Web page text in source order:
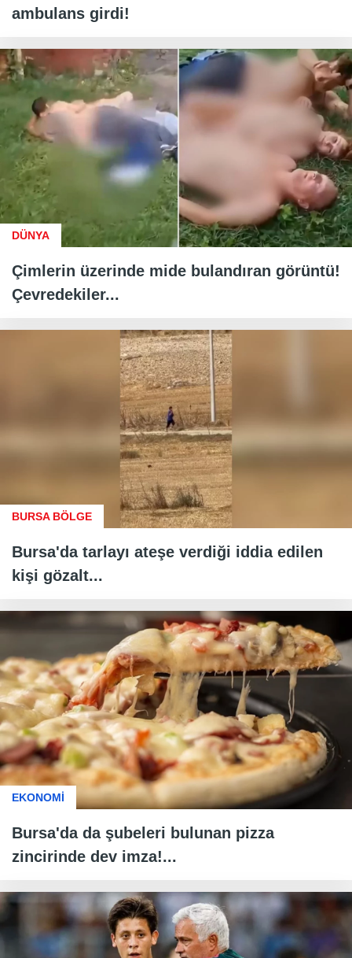
ambulans girdi!
DÜNYA
Çimlerin üzerinde mide bulandıran görüntü!
Çevredekiler...
BURSA BÖLGE
Bursa'da tarlayı ateşe verdiği iddia edilen
kişi gözalt...
EKONOMİ
Bursa'da da şubeleri bulunan pizza
zincirinde dev imza!...